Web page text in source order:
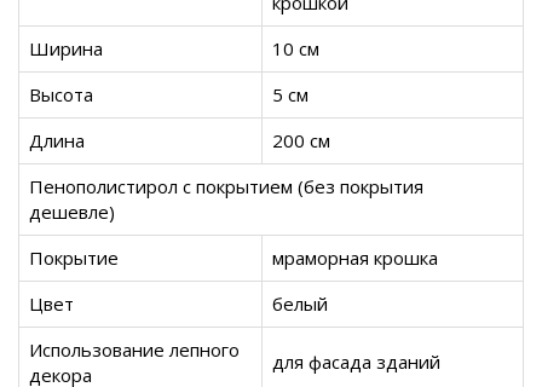
Ширина
10 см
Высота
5 см
Длина
200 см
Пенополистирол с покрытием (без покрытия
дешевле)
Покрытие
мраморная крошка
Цвет
белый
Использование лепного
декора
для фасада зданий